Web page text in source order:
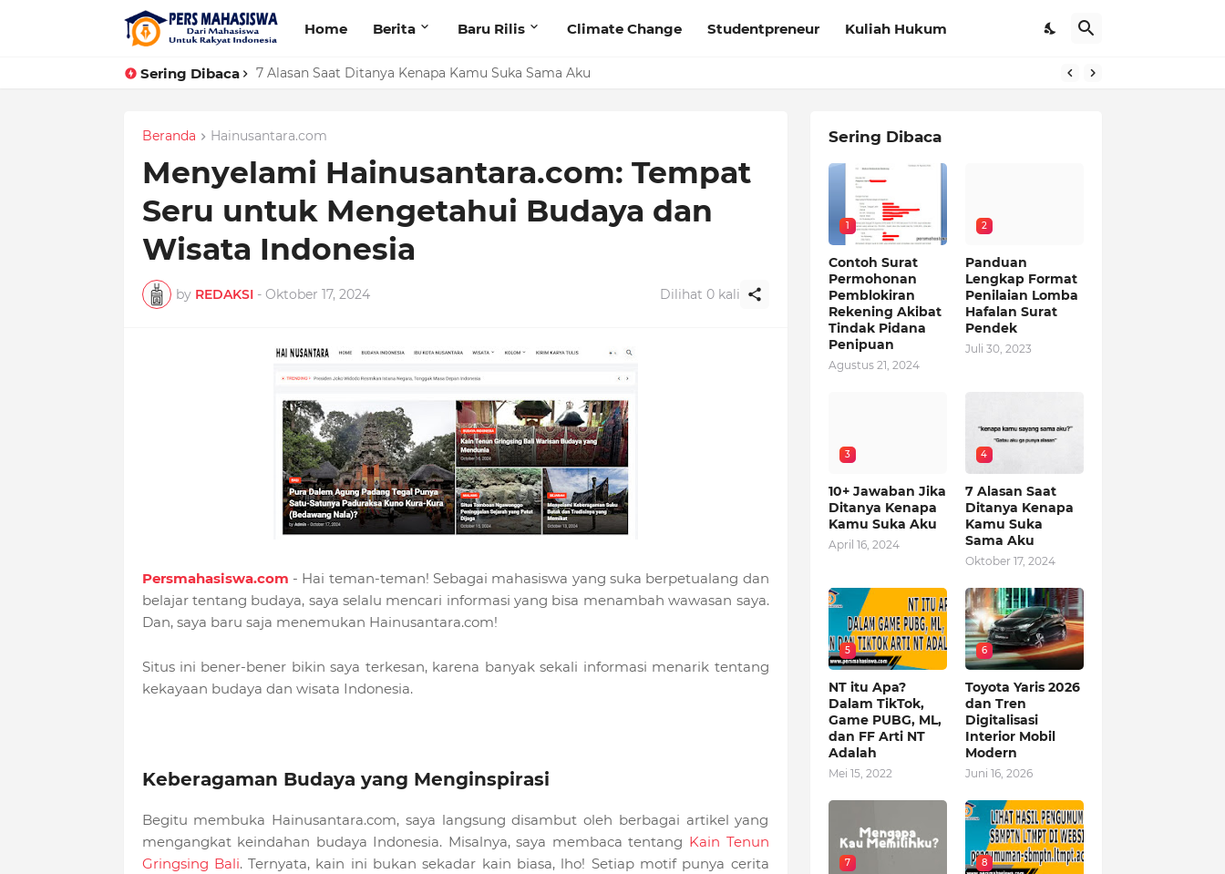
Home Berita Baru Rilis Climate Change Studentpreneur Kuliah Hukum
Sering Dibaca 7 Alasan Saat Ditanya Kenapa Kamu Suka Sama Aku
Beranda Hainusantara.com
Menyelami Hainusantara.com: Tempat
Seru untuk Mengetahui Budaya dan
Wisata Indonesia
by REDAKSI - Oktober 17, 2024 Dilihat 0kali
Persmahasiswa.com - Hai teman-teman! Sebagai mahasiswa yang suka berpetualang dan
belajar tentang budaya, saya selalu mencari informasi yang bisa menambah wawasan saya.
Dan, saya baru saja menemukan Hainusantara.com!
Situs ini bener-bener bikin saya terkesan, karena banyak sekali informasi menarik tentang
kekayaan budaya dan wisata Indonesia.
Keberagaman Budaya yang Menginspirasi
Begitu membuka Hainusantara.com, saya langsung disambut oleh berbagai artikel yang
mengangkat keindahan budaya Indonesia. Misalnya, saya membaca tentang Kain Tenun
Gringsing Bali. Ternyata, kain ini bukan sekadar kain biasa, lho! Setiap motif punya cerita
Sering Dibaca
1
Contoh Surat
Permohonan
Pemblokiran
Rekening Akibat
Tindak Pidana
Penipuan
Agustus 21, 2024
2
Panduan
Lengkap Format
Penilaian Lomba
Hafalan Surat
Pendek
Juli 30, 2023
3
10+ Jawaban Jika
Ditanya Kenapa
Kamu Suka Aku
April 16, 2024
4
7 Alasan Saat
Ditanya Kenapa
Kamu Suka
Sama Aku
Oktober 17, 2024
5
NT itu Apa?
Dalam TikTok,
Game PUBG, ML,
dan FF Arti NT
Adalah
Mei 15, 2022
6
Toyota Yaris 2026
dan Tren
Digitalisasi
Interior Mobil
Modern
Juni 16, 2026
7 8